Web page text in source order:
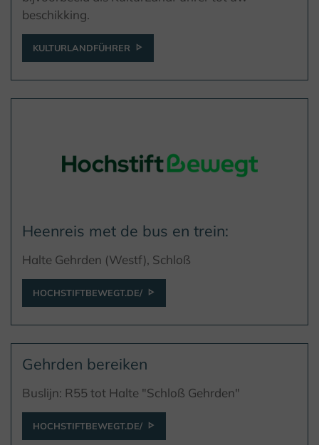
beschikking.
KULTURLANDFÜHRER
Heenreis met de bus en trein:
Halte Gehrden (Westf), Schloß
HOCHSTIFTBEWEGT.DE/
Gehrden bereiken
Buslijn: R55 tot Halte "Schloß Gehrden"
HOCHSTIFTBEWEGT.DE/